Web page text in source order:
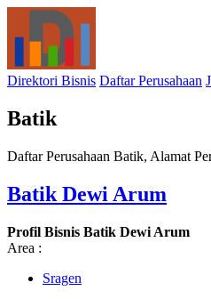
Direktori Bisnis Daftar Perusahaan
Batik
Daftar Perusahaan Batik, Alamat
Batik Dewi Arum
Profil Bisnis Batik Dewi Arum
Area :
Sragen